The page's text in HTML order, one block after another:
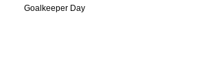
Goalkeeper Day